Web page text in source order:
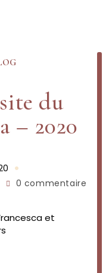
du
– 2020
Commentaires
publication :
0 commentaire
et